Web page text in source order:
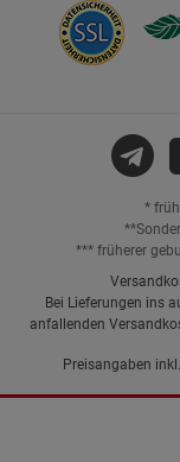
*
*** früherer
Bei Lieferungen ins
anfallenden
Preisangaben